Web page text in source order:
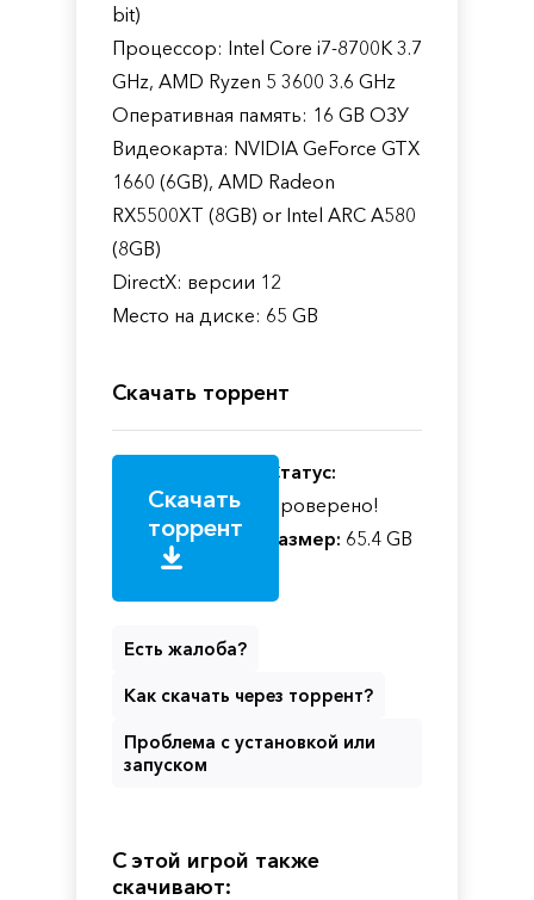
bit)
Процессор: Intel Core i7-8700K 3.7
GHz, AMD Ryzen 5 3600 3.6 GHz
Оперативная память: 16 GB ОЗУ
Видеокарта: NVIDIA GeForce GTX
1660 (6GB), AMD Radeon
RX5500XT (8GB) or Intel ARC A580
(8GB)
DirectX: версии 12
Место на диске: 65 GB
Скачать торрент
Скачать
торрент
Статус:
Проверено!
Размер: 65.4 GB
Есть жалоба?
Как скачать через торрент?
Проблема с установкой или
запуском
С этой игрой также
скачивают: